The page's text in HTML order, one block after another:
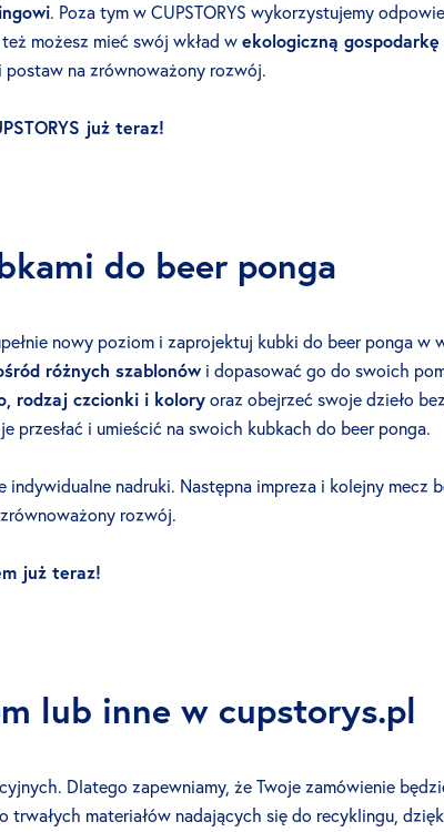
. Poza tym w CUPSTORYS wykorzystujemy
też możesz mieć swój wkład w ekologiczną
na zrównoważony rozwój.
już teraz!
do beer ponga
nowy poziom i zaprojektuj kubki do beer ponga w
różnych szablonów i dopasować go do swoich
rodzaj czcionki i koloryoraz obejrzeć swoje dzieło
i umieścić na swoich kubkach do beer ponga.
nadruki. Następna impreza i kolejny mecz
rozwój.
już teraz!
lub inne w cupstorys.pl
Dlatego zapewniamy, że Twoje zamówienie
trwałych materiałów nadających się do recyklingu,